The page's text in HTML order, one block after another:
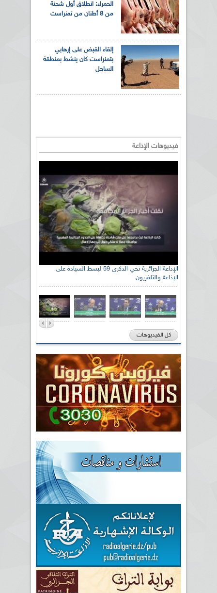
الحمراء: انطلاق أول شحنة
من 8 أطنان من تمنراست
إلقاء القبض على إرهابي
بتمنراست كان ينشط بمنطقة
الساحل
فيديوهات الإذاعة
الإذاعة الجزائرية تحي الذكرى 59 لبسط السيادة على
الإذاعة والتلفزيون
كل الفيديوهات